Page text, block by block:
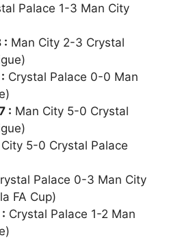
Palace 1-3 Man City
: Man City 2-3 Crystal
Crystal Palace 0-0 Man
: Man City 5-0 Crystal
5-0 Crystal Palace
Palace 0-3 Man City
FA Cup)
Crystal Palace 1-2 Man